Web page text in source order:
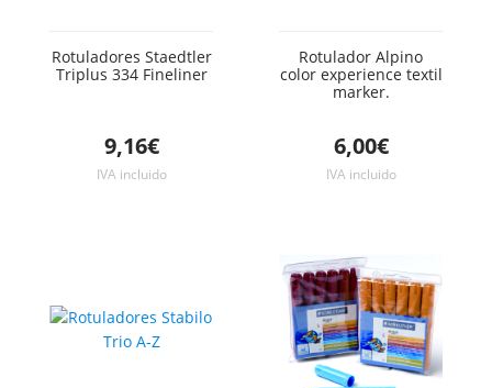
Rotuladores Staedtler
Triplus 334 Fineliner
9,16€
IVA incluido
Rotulador Alpino
color experience textil
marker.
6,00€
IVA incluido